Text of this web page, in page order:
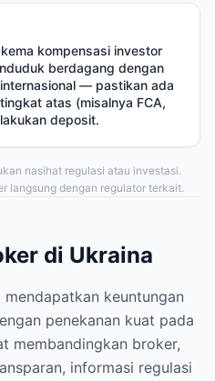
kompensasi investor
berdagang dengan
— pastikan ada
atas (misalnya FCA,
deposit.
nasihat regulasi atau investasi.
langsung dengan regulator terkait.
di Ukraina
keuntungan
penekanan kuat pada
membandingkan broker,
informasi regulasi